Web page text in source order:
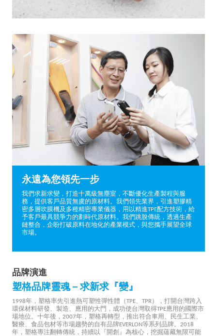
永遠為您領先一步
我們求新求變，打造十萬級無塵室，不斷優化生產製程與服
務，提供客戶品質無虞的原材料。我們領先業界，引進塑膠精
密多層吹膜機及多種精密專業儀器，用以精進TPE配方技術，給
予客戶最具競爭力的劃時代原材料。我們跳脫傳統，透過生產
鏈整合，企盼打破原料在地化的產業模式，與您攜手展望全球
市場。
品牌演進
塑格品牌靈魂 ─ 求新求『變』
1998年，塑格率先引進熱可塑性彈性體（TPE、TPR），打開台灣跨入
環保材料研發、製造、應用的大門，成功使台灣取得TPE應用的國際市
場地位。十年後，2007年，塑格再轉型，推出符合車用、民生工業、
醫療、食品包材等市場趨勢的自有品牌EVERLON等系列品牌。2018
年，塑格專注翻轉傳統，持續以『開創』為核心，挖掘蘊藏無限可能